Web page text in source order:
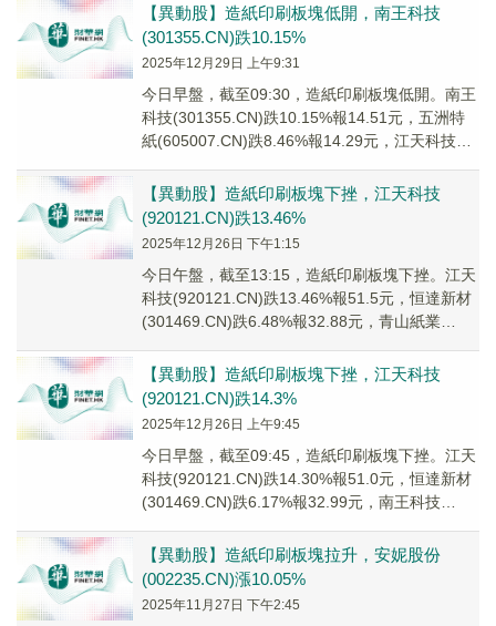
【異動股】造紙印刷板塊低開，南王科技
(301355.CN)跌10.15%
2025年12月29日 上午9:31
今日早盤，截至09:30，造紙印刷板塊低開。南王
科技(301355.CN)跌10.15%報14.51元，五洲特
紙(605007.CN)跌8.46%報14.29元，江天科技
【異動股】造紙印刷板塊下挫，江天科技
(920121.CN)跌13.46%
2025年12月26日 下午1:15
今日午盤，截至13:15，造紙印刷板塊下挫。江天
科技(920121.CN)跌13.46%報51.5元，恒達新材
(301469.CN)跌6.48%報32.88元，青山紙業
【異動股】造紙印刷板塊下挫，江天科技
(920121.CN)跌14.3%
2025年12月26日 上午9:45
今日早盤，截至09:45，造紙印刷板塊下挫。江天
科技(920121.CN)跌14.30%報51.0元，恒達新材
(301469.CN)跌6.17%報32.99元，南王科技
【異動股】造紙印刷板塊拉升，安妮股份
(002235.CN)漲10.05%
2025年11月27日 下午2:45